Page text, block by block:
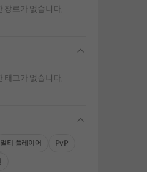
장르가 없습니다.
folding
태그가 없습니다.
folding
멀티 플레이어
PvP